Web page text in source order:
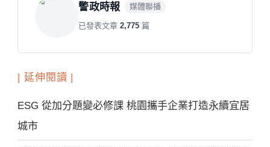
警政時報 媒體聯播
已發表文章2,775 篇
| 延伸閱讀 |
ESG 從加分題變必修課 桃園攜手企業打造永續宜居
城市